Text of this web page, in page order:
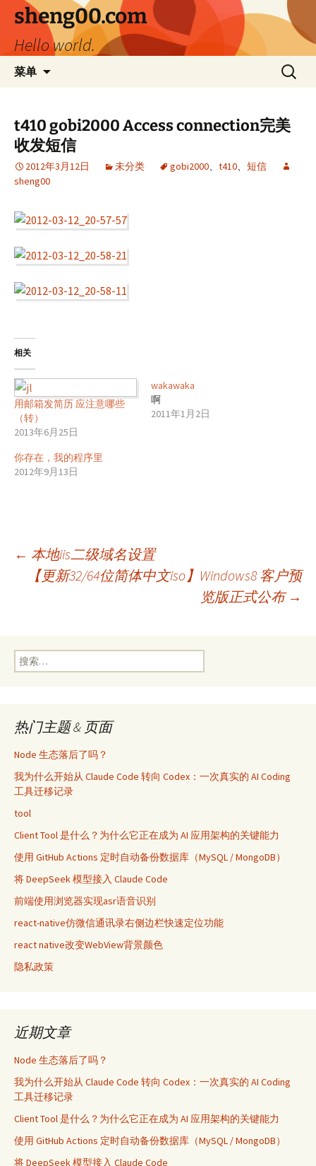
文
sheng00.com
Hello world.
菜单
搜
索：
t410 gobi2000 Access connection完美
收发短信
2012年3月12日 未分类 gobi2000、 t410、 短信
sheng00
相关
用邮箱发简历 应注意哪些
（转）
2013年6月25日
wakawaka
啊
2011年1月2日
你存在，我的程序里
2012年9月13日
文
导
← 本地iis二级域名设置
【更新32/64位简体中文iso】Windows8 客户预
览版正式公布 →
搜
索：
热门主题 & 页面
Node 生态落后了吗？
我为什么开始从 Claude Code 转向 Codex：一次真实的 AI Coding
工具迁移记录
tool
Client Tool 是什么？为什么它正在成为 AI 应用架构的关键能力
使用 GitHub Actions 定时自动备份数据库（MySQL / MongoDB）
将 DeepSeek 模型接入 Claude Code
前端使用浏览器实现asr语音识别
react-native仿微信通讯录右侧边栏快速定位功能
react native改变WebView背景颜色
隐私政策
近期文章
Node 生态落后了吗？
我为什么开始从 Claude Code 转向 Codex：一次真实的 AI Coding
工具迁移记录
Client Tool 是什么？为什么它正在成为 AI 应用架构的关键能力
使用 GitHub Actions 定时自动备份数据库（MySQL / MongoDB）
将 DeepSeek 模型接入 Claude Code